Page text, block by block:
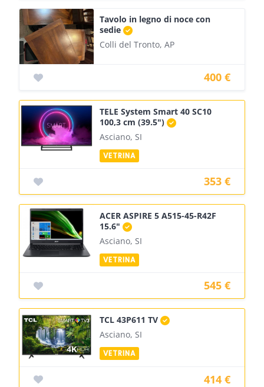
Tavolo in legno di noce con
sedie
Colli del Tronto, AP
400 €
TELE System Smart 40 SC10
100,3 cm (39.5")
Asciano, SI
353 €
ACER ASPIRE 5 A515-45-R42F
15.6"
Asciano, SI
545 €
TCL 43P611 TV
Asciano, SI
414 €